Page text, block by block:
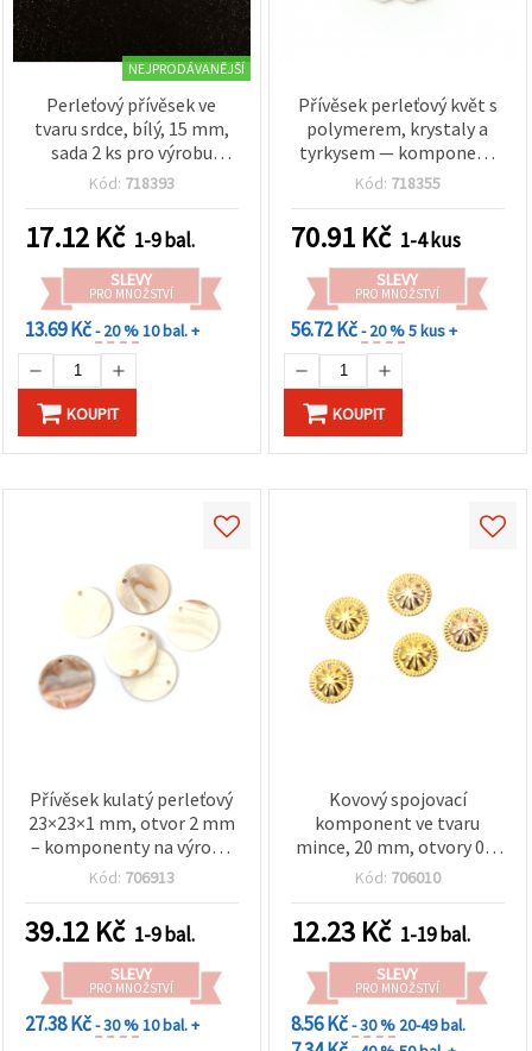
NEJPRODÁVANĚJŠÍ
Perleťový přívěsek ve
tvaru srdce, bílý, 15 mm,
sada 2 ks pro výrobu
šperků, náhrdelníky a
Kód: 718393
17.12 Kč 1-9 bal.
SLEVY
PRO MNOŽSTVÍ
13.69 Kč- 20 %10 bal. +
KOUPIT
Přívěsek perleťový květ s
polymerem, krystaly a
tyrkysem — komponent
na šperky, 28×25×3 mm,
Kód: 718355
70.91 Kč 1-4 kus
SLEVY
PRO MNOŽSTVÍ
56.72 Kč- 20 %5 kus +
KOUPIT
Přívěsek kulatý perleťový
23×23×1 mm, otvor 2 mm
– komponenty na výrobu
šperků
Kód: 706913
39.12 Kč 1-9 bal.
SLEVY
PRO MNOŽSTVÍ
27.38 Kč- 30 %10 bal. +
Kovový spojovací
komponent ve tvaru
mince, 20 mm, otvory 0,5
mm, zlatá barva – 10 ks
Kód: 706010
12.23 Kč 1-19 bal.
SLEVY
PRO MNOŽSTVÍ
8.56 Kč- 30 % 20-49 bal.